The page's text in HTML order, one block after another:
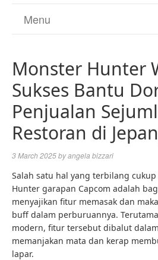
Menu
Monster Hunter
Sukses Bantu
Penjualan
Restoran di
3 March 2025byangela bizzari
Salah satu hal yang terbilang
Hunter garapan Capcom adalah
menyajikan fitur memasak dan
buff dalam perburuannya.
modern, fitur tersebut dibalut
memanjakan mata dan kerap
lapar.